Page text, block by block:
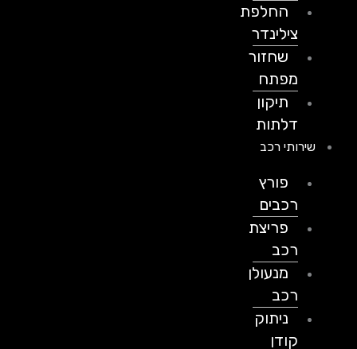
החלפת
צילינדר
שחזור
מפתח
תיקון
דלתות
שירותי רכב
פורץ
רכבים
פריצת
מנעולן
ניתוק